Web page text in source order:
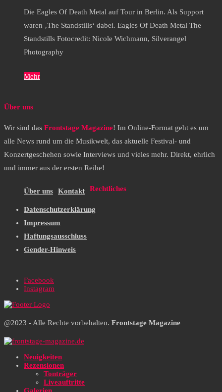
Die Eagles Of Death Metal auf Tour in Berlin. Als Support
waren ‚The Standstills‘ dabei. Eagles Of Death Metal The
Standstills Fotocredit: Nicole Wichmann, Silverangel
Photography
Mehr
Über uns
Wir sind das Frontstage Magazine! Im Online-Format geht es um
alle News rund um die Musikwelt, das aktuelle Festival- und
Konzertgeschehen sowie Interviews und vieles mehr. Direkt, ehrlich
und immer aus der ersten Reihe!
Über uns Kontakt Rechtliches
Datenschutzerklärung
Impressum
Haftungsausschluss
Gender-Hinweis
Facebook
Instagram
@2023 - Alle Rechte vorbehalten. Frontstage Magazine
Neuigkeiten
Rezensionen
Tonträger
Liveauftritte